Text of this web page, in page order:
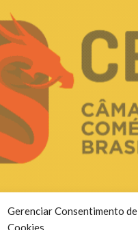
Gerenciar Consentimento de